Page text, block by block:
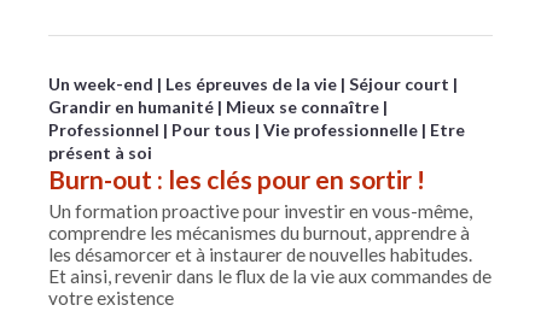
Un week-end Les épreuves de la vie Séjour court
Grandir en humanité
Mieux se connaître
Professionnel
Pour tous Vie professionnelle
Etre
présent à soi
Burn-out : les clés pour en sortir !
Un formation proactive pour investir en vous-même,
comprendre les mécanismes du burnout, apprendre à
les désamorcer et à instaurer de nouvelles habitudes.
Et ainsi, revenir dans le flux de la vie aux commandes de
votre existence